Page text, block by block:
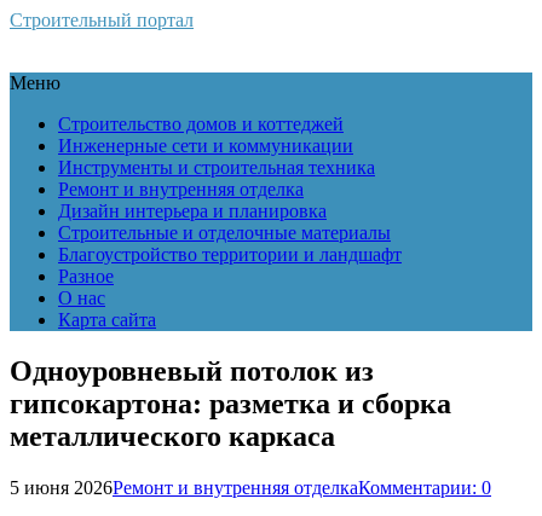
Строительный портал
Меню
Строительство домов и коттеджей
Инженерные сети и коммуникации
Инструменты и строительная техника
Ремонт и внутренняя отделка
Дизайн интерьера и планировка
Строительные и отделочные материалы
Благоустройство территории и ландшафт
Разное
О нас
Карта сайта
Одноуровневый потолок из
гипсокартона: разметка и сборка
металлического каркаса
5 июня 2026Ремонт и внутренняя отделкаКомментарии: 0